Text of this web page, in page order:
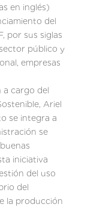
en inglés)
del
por sus siglas
público y
empresas
a cargo del
Ariel
se integra a
se
iniciativa
del uso
del
la producción